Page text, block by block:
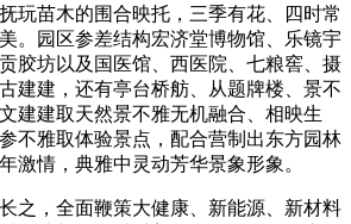
玩苗木的围合映托，三季有花、四时常
。园区参差结构宏济堂博物馆、乐镜宇
胶坊以及国医馆、西医院、七粮窖、摄
建建，还有亭台桥舫、从题牌楼、景不
建建取天然景不雅无机融合、相映生
不雅取体验景点，配合营制出东方园林
激情，典雅中灵动芳华景象形象。
，全面鞭策大健康、新能源、新材料